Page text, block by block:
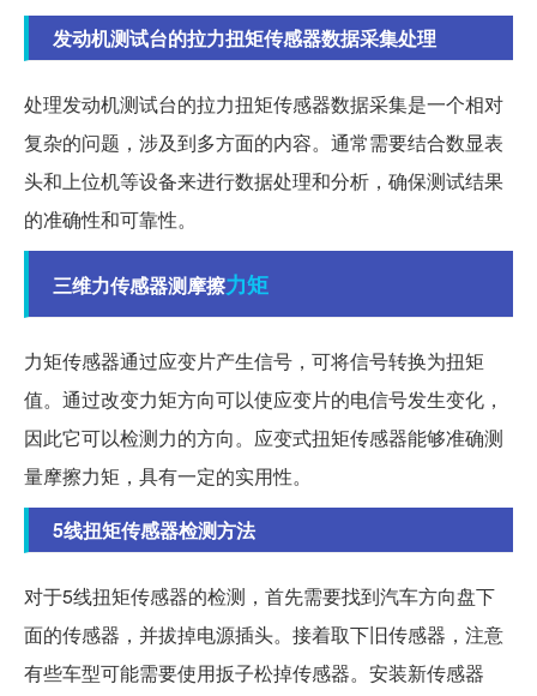
发动机测试台的拉力扭矩传感器数据采集处理
处理发动机测试台的拉力扭矩传感器数据采集是一个相对
复杂的问题，涉及到多方面的内容。通常需要结合数显表
头和上位机等设备来进行数据处理和分析，确保测试结果
的准确性和可靠性。
三维力传感器测摩擦力矩
力矩传感器通过应变片产生信号，可将信号转换为扭矩
值。通过改变力矩方向可以使应变片的电信号发生变化，
因此它可以检测力的方向。应变式扭矩传感器能够准确测
量摩擦力矩，具有一定的实用性。
5线扭矩传感器检测方法
对于5线扭矩传感器的检测，首先需要找到汽车方向盘下
面的传感器，并拔掉电源插头。接着取下旧传感器，注意
有些车型可能需要使用扳子松掉传感器。安装新传感器